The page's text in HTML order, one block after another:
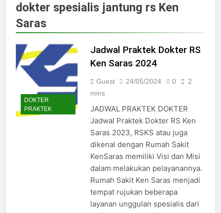
15/07/2025
Jadwal Dokter RS PKU Solo:
Jadwal Praktek Dokter RS
Maguan Husada Wonogiri
Daftar online rs sarila
husada sragen
Jadwal Dokter RS. Puri Asih
Salatiga 2025
15/07/2025
Jadwal Dokter RS Mulia
Hati Wonogiri
15/07/2025
Pendaftaran Pasien BPJS
RSUD Bung Karno
24/05/2024
dokter spesialis jantung rs Ken
Saras
DOKTER
PRAKTEK
Jadwal Praktek Dokter RS
Ken Saras 2024
Guest 24/05/2024 0
2
mins
JADWAL PRAKTEK DOKTER
Jadwal Praktek Dokter RS Ken
Saras 2023, RSKS atau juga
dikenal dengan Rumah Sakit
KenSaras memiliki Visi dan Misi
dalam melakukan pelayanannya.
Rumah Sakit Ken Saras menjadi
tempat rujukan beberapa
layanan unggulan spesialis dari